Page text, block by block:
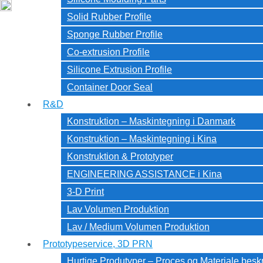
Solid Rubber Profile
Sponge Rubber Profile
Co-extrusion Profile
Silicone Extrusion Profile
Container Door Seal
R&D
Konstruktion – Maskintegning i Danmark
Konstruktion – Maskintegning i Kina
Konstruktion & Prototyper
ENGINEERING ASSISTANCE i Kina
3-D Print
Lav Volumen Produktion
Lav / Medium Volumen Produktion
Prototypeservice, 3D PRN
Hurtige Produtyper – Proces og Materiale